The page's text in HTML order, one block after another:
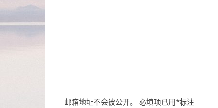
邮箱地址不会被公开。 必填项已用*标注